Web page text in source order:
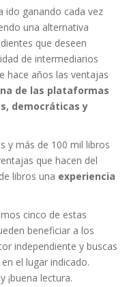
ido ganando cada vez
una alternativa
que deseen
de intermediarios
hace años las ventajas
de las plataformas
democráticas y
y más de 100 mil libros
que hacen del
libros una experiencia
cinco de estas
beneficiar a los
independiente y buscas
el lugar indicado.
¡buena lectura.